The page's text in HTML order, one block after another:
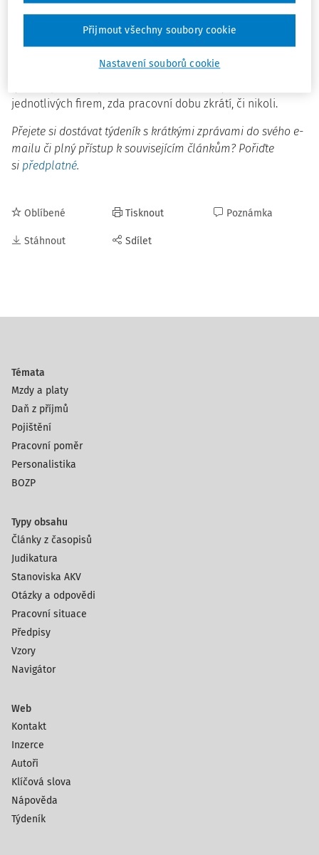
čtyřdenní pracovní týden zavede většina vyspělejších zemí
Evropy. Politici by měli řešit především důchodovou a
Česká ekonomika podle ekonomů na čtyřdenní pracovní
jednotlivých firem, zda pracovní dobu zkrátí, či nikoli.
Přejete si dostávat týdeník s krátkými zprávami do svého e-
mailu či plný přístup k souvisejícím článkům? Pořiďte
si předplatné.
Oblíbené
Stáhnout
Tisknout
Sdílet
Poznámka
Témata
Mzdy a platy
Daň z příjmů
Pojištění
Pracovní poměr
Personalistika
BOZP
Typy obsahu
Články z časopisů
Judikatura
Stanoviska AKV
Otázky a odpovědi
Pracovní situace
Předpisy
Vzory
Navigátor
Web
Kontakt
Inzerce
Autoři
Klíčová slova
Nápověda
Týdeník
Nastavení souborů cookie
Přijmout všechny soubory cookie